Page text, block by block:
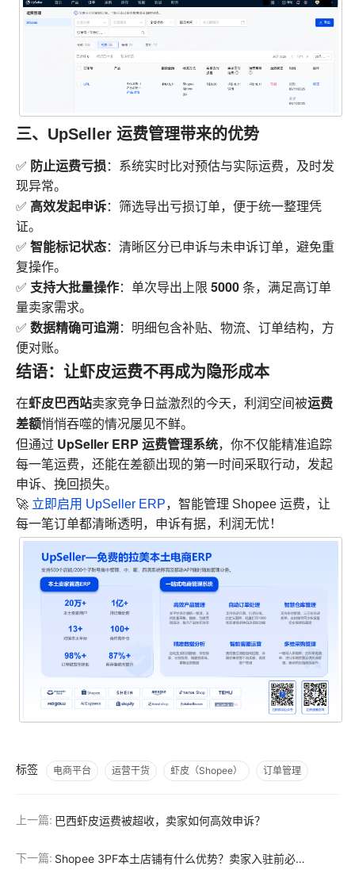
三、UpSeller 运费管理带来的优势
✅ 防止运费亏损 ：系统实时比对预估与实际运费，及时发
现异常。
✅ 高效发起申诉：筛选导出亏损订单，便于统一整理凭
证。
✅ 智能标记状态：清晰区分已申诉与未申诉订单，避免重
复操作。
✅ 支持大批量操作：单次导出上限 5000 条，满足高订单
量卖家需求。
✅ 数据精确可追溯：明细包含补贴、物流、订单结构，方
便对账。
结语：让虾皮运费不再成为隐形成本
在虾皮巴西站卖家竞争日益激烈的今天，利润空间被运费
差额悄悄吞噬的情况屡见不鲜。
但通过 UpSeller ERP 运费管理系统，你不仅能精准追踪
每一笔运费，还能在差额出现的第一时间采取行动，发起
申诉、挽回损失。
🚀 立即启用 UpSeller ERP，智能管理 Shopee 运费，让
每一笔订单都清晰透明，申诉有据，利润无忧！
标签 电商平台 运营干货 虾皮（Shopee） 订单管理
上一篇: 巴西虾皮运费被超收，卖家如何高效申诉？
下一篇: Shopee 3PF本土店铺有什么优势？卖家入驻前必看！